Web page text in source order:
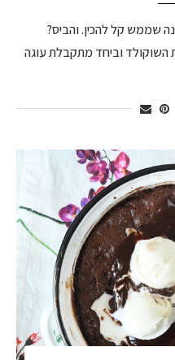
שממש קל להכין. והביס?
השוקולד וביחד מתקבלת עוגה